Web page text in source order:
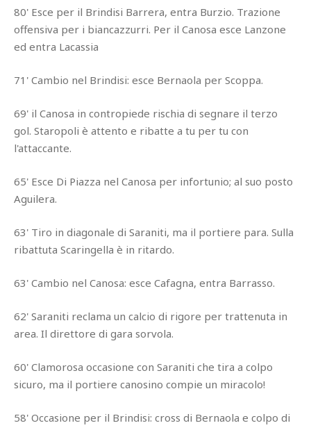
80' Esce per il Brindisi Barrera, entra Burzio. Trazione
offensiva per i biancazzurri. Per il Canosa esce Lanzone
ed entra Lacassia
71' Cambio nel Brindisi: esce Bernaola per Scoppa.
69' il Canosa in contropiede rischia di segnare il terzo
gol. Staropoli è attento e ribatte a tu per tu con
l'attaccante.
65' Esce Di Piazza nel Canosa per infortunio; al suo posto
Aguilera.
63' Tiro in diagonale di Saraniti, ma il portiere para. Sulla
ribattuta Scaringella è in ritardo.
63' Cambio nel Canosa: esce Cafagna, entra Barrasso.
62' Saraniti reclama un calcio di rigore per trattenuta in
area. Il direttore di gara sorvola.
60' Clamorosa occasione con Saraniti che tira a colpo
sicuro, ma il portiere canosino compie un miracolo!
58' Occasione per il Brindisi: cross di Bernaola e colpo di